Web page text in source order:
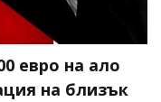
евро на ало
на близък